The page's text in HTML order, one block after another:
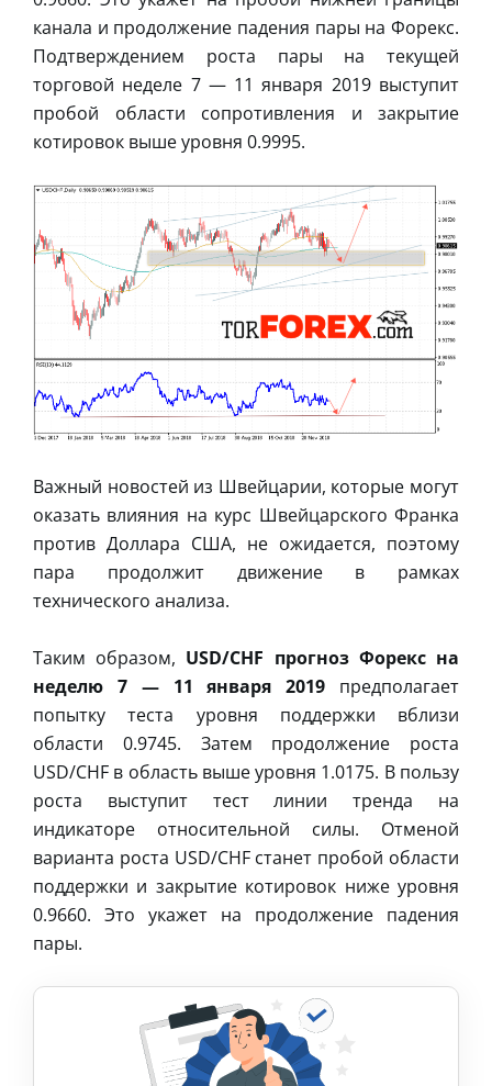
канала и продолжение падения пары на Форекс.
Подтверждением роста пары на текущей
торговой неделе 7 — 11 января 2019 выступит
пробой области сопротивления и закрытие
котировок выше уровня 0.9995.
Важный новостей из Швейцарии, которые могут
оказать влияния на курс Швейцарского Франка
против Доллара США, не ожидается, поэтому
пара продолжит движение в рамках
технического анализа.
Таким образом, USD/CHF прогноз Форекс на
неделю 7 — 11 января 2019 предполагает
попытку теста уровня поддержки вблизи
области 0.9745. Затем продолжение роста
USD/CHF в область выше уровня 1.0175. В пользу
роста выступит тест линии тренда на
индикаторе относительной силы. Отменой
варианта роста USD/CHF станет пробой области
поддержки и закрытие котировок ниже уровня
0.9660. Это укажет на продолжение падения
пары.